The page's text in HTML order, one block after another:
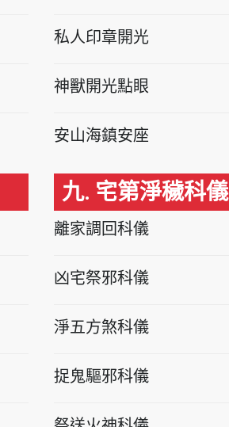
私人印章開光
神獸開光點眼
安山海鎮安座
九. 宅第淨穢科儀
離家調回科儀
凶宅祭邪科儀
淨五方煞科儀
捉鬼驅邪科儀